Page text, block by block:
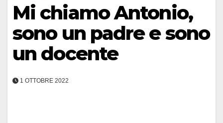
Mi chiamo Antonio,
sono un padre e sono
un docente
1 OTTOBRE 2022